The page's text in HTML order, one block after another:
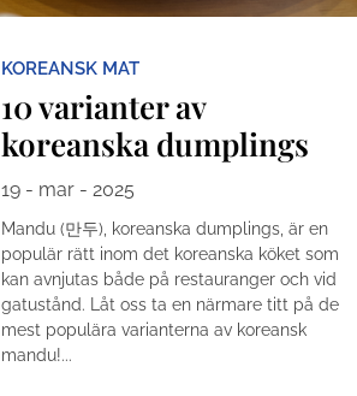
KOREANSK MAT
10 varianter av
koreanska dumplings
19 - mar - 2025
Mandu (만두), koreanska dumplings, är en
populär rätt inom det koreanska köket som
kan avnjutas både på restauranger och vid
gatustånd. Låt oss ta en närmare titt på de
mest populära varianterna av koreansk
mandu!...